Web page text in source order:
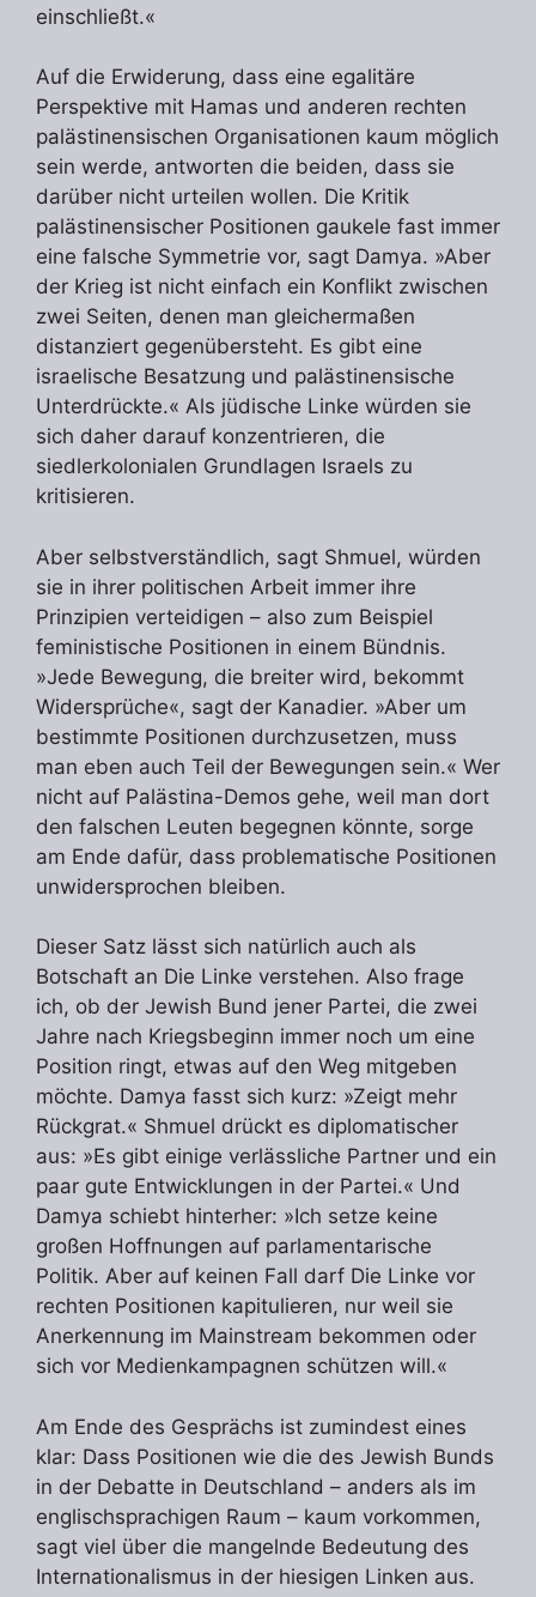
einschließt.«
Auf die Erwiderung, dass eine egalitäre
Perspektive mit Hamas und anderen rechten
palästinensischen Organisationen kaum möglich
sein werde, antworten die beiden, dass sie
darüber nicht urteilen wollen. Die Kritik
palästinensischer Positionen gaukele fast immer
eine falsche Symmetrie vor, sagt Damya. »Aber
der Krieg ist nicht einfach ein Konflikt zwischen
zwei Seiten, denen man gleichermaßen
distanziert gegenübersteht. Es gibt eine
israelische Besatzung und palästinensische
Unterdrückte.« Als jüdische Linke würden sie
sich daher darauf konzentrieren, die
siedlerkolonialen Grundlagen Israels zu
kritisieren.
Aber selbstverständlich, sagt Shmuel, würden
sie in ihrer politischen Arbeit immer ihre
Prinzipien verteidigen – also zum Beispiel
feministische Positionen in einem Bündnis.
»Jede Bewegung, die breiter wird, bekommt
Widersprüche«, sagt der Kanadier. »Aber um
bestimmte Positionen durchzusetzen, muss
man eben auch Teil der Bewegungen sein.« Wer
nicht auf Palästina-Demos gehe, weil man dort
den falschen Leuten begegnen könnte, sorge
am Ende dafür, dass problematische Positionen
unwidersprochen bleiben.
Dieser Satz lässt sich natürlich auch als
Botschaft an Die Linke verstehen. Also frage
ich, ob der Jewish Bund jener Partei, die zwei
Jahre nach Kriegsbeginn immer noch um eine
Position ringt, etwas auf den Weg mitgeben
möchte. Damya fasst sich kurz: »Zeigt mehr
Rückgrat.« Shmuel drückt es diplomatischer
aus: »Es gibt einige verlässliche Partner und ein
paar gute Entwicklungen in der Partei.« Und
Damya schiebt hinterher: »Ich setze keine
großen Hoffnungen auf parlamentarische
Politik. Aber auf keinen Fall darf Die Linke vor
rechten Positionen kapitulieren, nur weil sie
Anerkennung im Mainstream bekommen oder
sich vor Medienkampagnen schützen will.«
Am Ende des Gesprächs ist zumindest eines
klar: Dass Positionen wie die des Jewish Bunds
in der Debatte in Deutschland – anders als im
englischsprachigen Raum – kaum vorkommen,
sagt viel über die mangelnde Bedeutung des
Internationalismus in der hiesigen Linken aus.